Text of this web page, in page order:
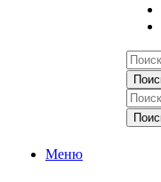
Меню